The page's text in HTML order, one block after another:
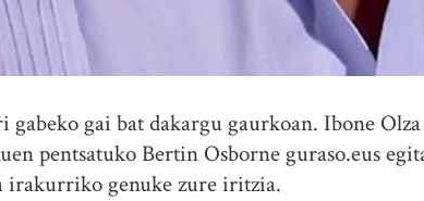
gai bat dakargu gaurkoan. Ibone
pentsatuko Bertin Osborne guraso.eus
irakurriko genuke zure iritzia.